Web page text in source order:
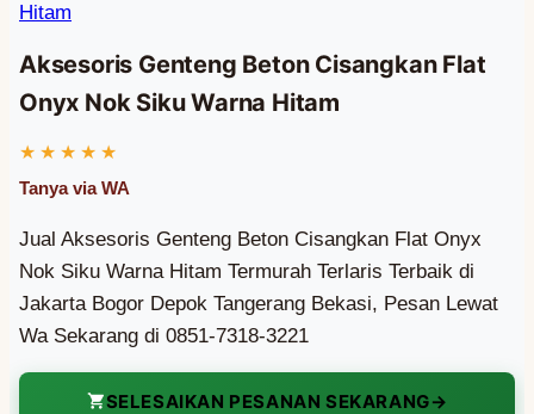
Hitam
Aksesoris Genteng Beton Cisangkan Flat
Onyx Nok Siku Warna Hitam
Jual Aksesoris Genteng Beton Cisangkan Flat Onyx
Nok Siku Warna Hitam Termurah Terlaris Terbaik di
Jakarta Bogor Depok Tangerang Bekasi, Pesan Lewat
Wa Sekarang di 0851-7318-3221
SELESAIKAN PESANAN SEKARANG